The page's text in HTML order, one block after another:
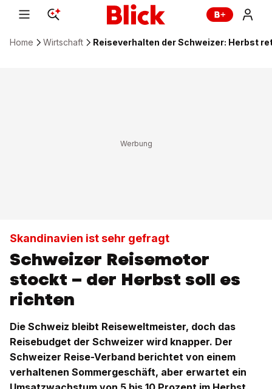
Home Wirtschaft Reiseverhalten der Schweizer: Herbst
Skandinavien ist sehr gefragt
Schweizer Reisemotor
stockt – der Herbst soll es
richten
Die Schweiz bleibt Reiseweltmeister, doch das
Reisebudget der Schweizer wird knapper. Der
Schweizer Reise-Verband berichtet von einem
verhaltenen Sommergeschäft, aber erwartet ein